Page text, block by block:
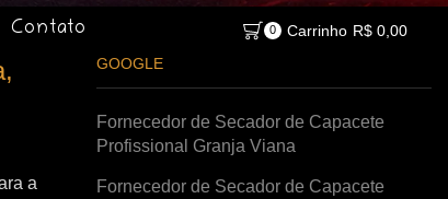
Contato 0 Carrinho R$0,00
a
GOOGLE
Fornecedor de Secador de Capacete
Profissional Granja Viana
Fornecedor de Secador de Capacete